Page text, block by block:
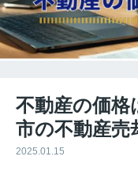
不動産の価格
市の不動産売
2025.01.15